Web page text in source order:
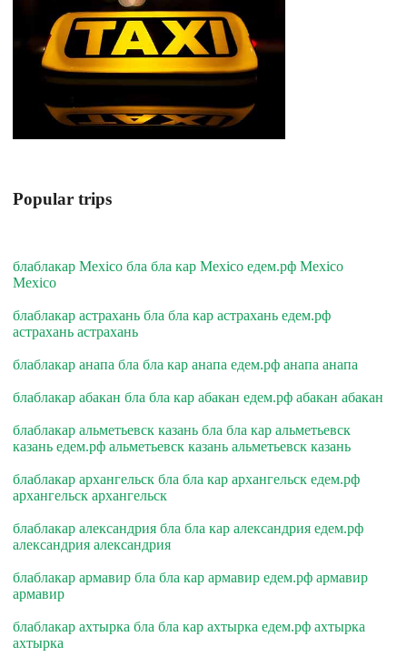
Popular trips
блаблакар Mexico бла бла кар Mexico едем.рф Mexico
Mexico
блаблакар астрахань бла бла кар астрахань едем.рф
астрахань астрахань
блаблакар анапа бла бла кар анапа едем.рф анапа анапа
блаблакар абакан бла бла кар абакан едем.рф абакан абакан
блаблакар альметьевск казань бла бла кар альметьевск
казань едем.рф альметьевск казань альметьевск казань
блаблакар архангельск бла бла кар архангельск едем.рф
архангельск архангельск
блаблакар александрия бла бла кар александрия едем.рф
александрия александрия
блаблакар армавир бла бла кар армавир едем.рф армавир
армавир
блаблакар ахтырка бла бла кар ахтырка едем.рф ахтырка
ахтырка